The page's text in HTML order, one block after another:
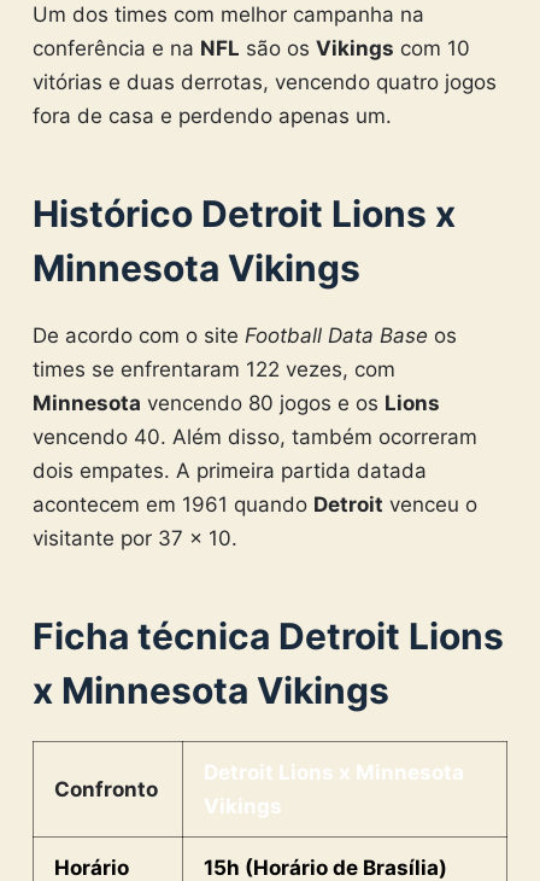
Um dos times com melhor campanha na
conferência e na NFL são os Vikings com 10
vitórias e duas derrotas, vencendo quatro jogos
fora de casa e perdendo apenas um.
Histórico Detroit Lions x
Minnesota Vikings
De acordo com o site Football Data Base os
times se enfrentaram 122 vezes, com
Minnesota vencendo 80 jogos e os Lions
vencendo 40. Além disso, também ocorreram
dois empates. A primeira partida datada
acontecem em 1961 quando Detroit venceu o
visitante por 37 x 10.
Ficha técnica Detroit Lions
x Minnesota Vikings
Confronto
Detroit Lions x Minnesota
Vikings
Horário 15h (Horário de Brasília)